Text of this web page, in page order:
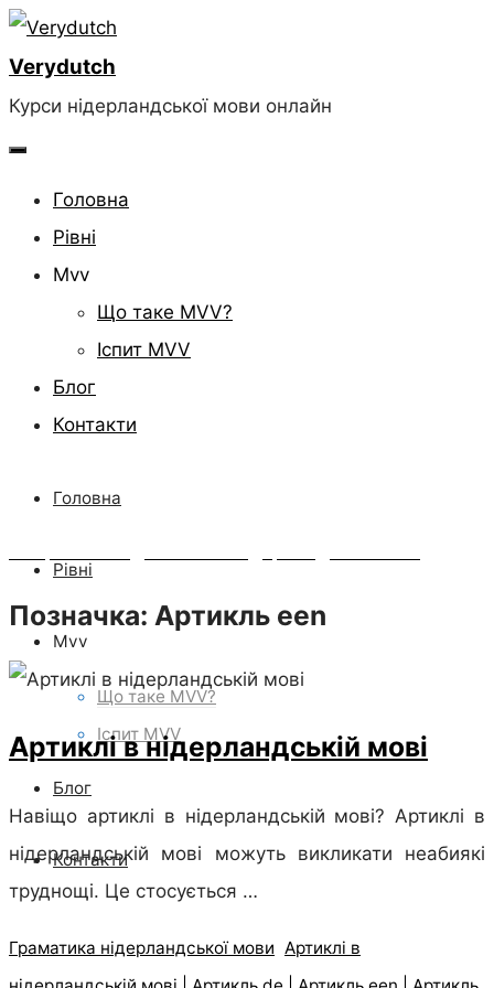
Skip
to
content
Verydutch
Курси нідерландської мови онлайн
Головна
Рівні
Mvv
Що таке MVV?
Іспит MVV
Блог
Контакти
Головна
Рівні
Mvv
Що таке MVV?
Іспит MVV
Блог
Контакти
Позначка: Артикль een
Артиклі в нідерландській мові
Навіщо артиклі в нідерландській мові? Артиклі в
нідерландській мові можуть викликати неабиякі
труднощі. Це стосується …
Граматика нідерландської мови Артиклі в